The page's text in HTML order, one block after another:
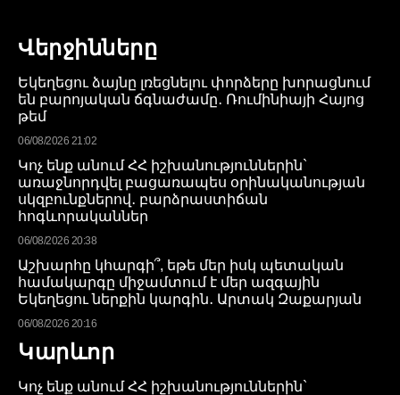
Վերջինները
Եկեղեցու ձայնը լռեցնելու փորձերը խորացնում
են բարոյական ճգնաժամը․ Ռումինիայի Հայոց
թեմ
06/08/2026 21:02
Կոչ ենք անում ՀՀ իշխանություններին`
առաջնորդվել բացառապես օրինականության
սկզբունքներով․ բարձրաստիճան
հոգևորականներ
06/08/2026 20:38
Աշխարհը կհարգի՞, եթե մեր իսկ պետական
համակարգը միջամտում է մեր ազգային
Եկեղեցու ներքին կարգին․ Արտակ Զաքարյան
06/08/2026 20:16
Կարևոր
Կոչ ենք անում ՀՀ իշխանություններին`